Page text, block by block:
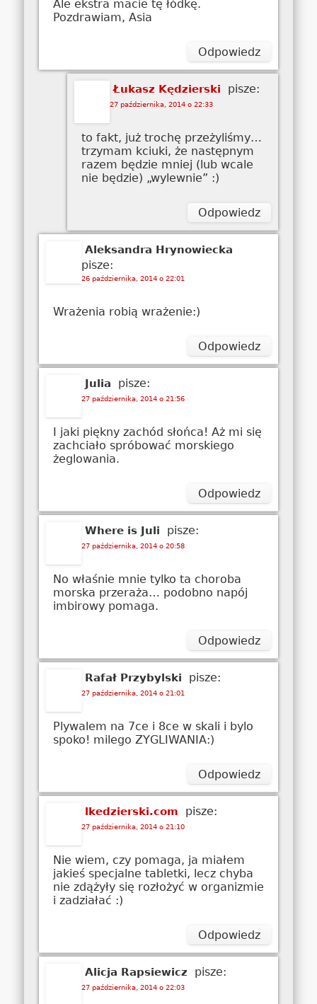
Ale ekstra macie tę łódkę.
Pozdrawiam, Asia
Odpowiedz
Łukasz Kędzierski pisze:
27 października, 2014 o 22:33
to fakt, już trochę przeżyliśmy…
trzymam kciuki, że następnym
razem będzie mniej (lub wcale
nie będzie) „wylewnie” :)
Odpowiedz
Aleksandra Hrynowiecka
pisze:
26 października, 2014 o 22:01
Wrażenia robią wrażenie:)
Odpowiedz
Julia pisze:
27 października, 2014 o 21:56
I jaki piękny zachód słońca! Aż mi się
zachciało spróbować morskiego
żeglowania.
Odpowiedz
Where is Juli pisze:
27 października, 2014 o 20:58
No właśnie mnie tylko ta choroba
morska przeraża… podobno napój
imbirowy pomaga.
Odpowiedz
Rafał Przybylski pisze:
27 października, 2014 o 21:01
Plywalem na 7ce i 8ce w skali i bylo
spoko! milego ZYGLIWANIA:)
Odpowiedz
lkedzierski.com pisze:
27 października, 2014 o 21:10
Nie wiem, czy pomaga, ja miałem
jakieś specjalne tabletki, lecz chyba
nie zdążyły się rozłożyć w organizmie
i zadziałać :)
Odpowiedz
Alicja Rapsiewicz pisze:
27 października, 2014 o 22:03